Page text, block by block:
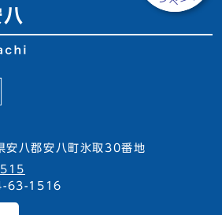
安八郡安八町氷取30番地
63-1516